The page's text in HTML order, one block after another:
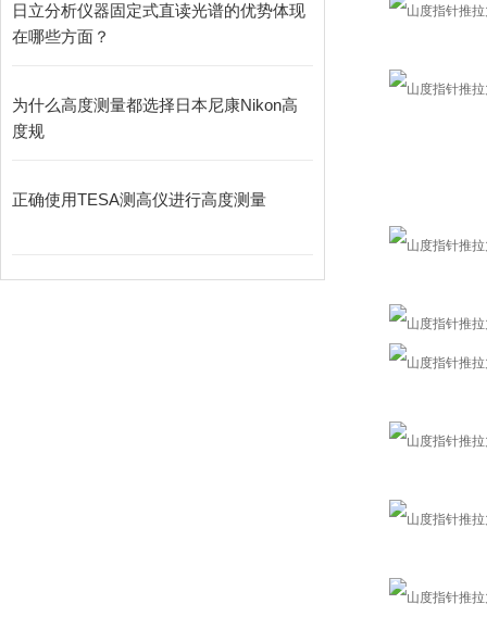
日立分析仪器固定式直读光谱的优势体现
在哪些方面？
为什么高度测量都选择日本尼康Nikon高
度规
正确使用TESA测高仪进行高度测量